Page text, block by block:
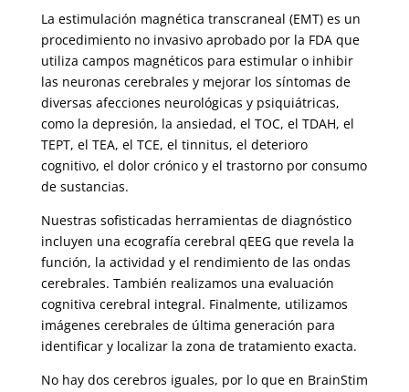
La estimulación magnética transcraneal (EMT) es un
procedimiento no invasivo aprobado por la FDA que
utiliza campos magnéticos para estimular o inhibir
las neuronas cerebrales y mejorar los síntomas de
diversas afecciones neurológicas y psiquiátricas,
como la depresión, la ansiedad, el TOC, el TDAH, el
TEPT, el TEA, el TCE, el tinnitus, el deterioro
cognitivo, el dolor crónico y el trastorno por consumo
de sustancias.
Nuestras sofisticadas herramientas de diagnóstico
incluyen una ecografía cerebral qEEG que revela la
función, la actividad y el rendimiento de las ondas
cerebrales. También realizamos una evaluación
cognitiva cerebral integral. Finalmente, utilizamos
imágenes cerebrales de última generación para
identificar y localizar la zona de tratamiento exacta.
No hay dos cerebros iguales, por lo que en BrainStim